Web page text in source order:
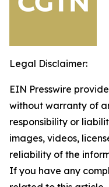
Legal Disclaimer:
EIN Presswire
without warranty of
responsibility or
images, videos,
reliability of the
If you have any